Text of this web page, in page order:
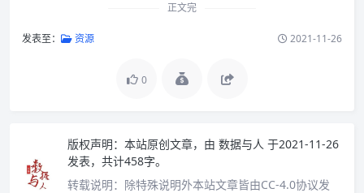
正文完
发表至： 资源 2021-11-26
0
版权声明： 本站原创文章，由 数据与人 于2021-11-26
发表，共计458字。
转载说明： 除特殊说明外本站文章皆由CC-4.0协议发